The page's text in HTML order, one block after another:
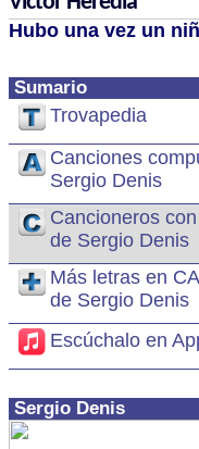
Sumario
Trovapedia
Canciones
Sergio Denis
Cancioneros
de Sergio Denis
Más letras en
de Sergio Denis
Escúchalo en
Sergio Denis
Hubo una vez un